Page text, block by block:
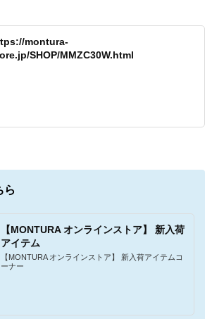
montura-
SHOP/MMZC30W.html
ら
【MONTURA オンラインストア】 新入荷
アイテム
【MONTURA オンラインストア】 新入荷アイテムコ
ーナー